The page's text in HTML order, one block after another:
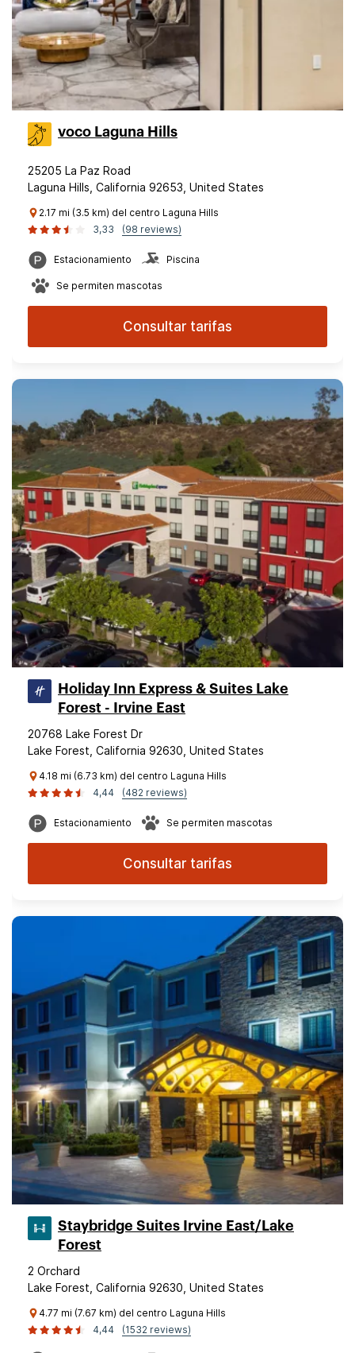
voco Laguna Hills
25205 La Paz Road
Laguna Hills, California 92653, United States
2.17 mi (3.5 km) del centro Laguna Hills
3,33
(98 reviews)
Estacionamiento Piscina
Se permiten mascotas
Consultar tarifas
Holiday Inn Express & Suites Lake
Forest - Irvine East
20768 Lake Forest Dr
Lake Forest, California 92630, United States
4.18 mi (6.73 km) del centro Laguna Hills
4,44
(482 reviews)
Estacionamiento Se permiten mascotas
Consultar tarifas
Staybridge Suites Irvine East/Lake
Forest
2 Orchard
Lake Forest, California 92630, United States
4.77 mi (7.67 km) del centro Laguna Hills
4,44
(1532 reviews)